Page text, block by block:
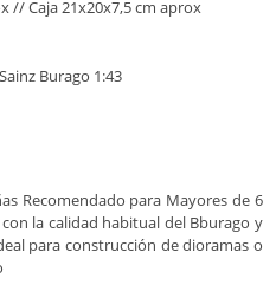
// Caja 21x20x7,5 cm aprox
Burago 1:43
Recomendado para Mayores de 6
la calidad habitual del Bburago y
para construcción de dioramas o